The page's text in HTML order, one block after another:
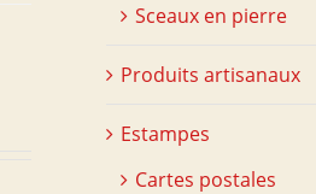
Sceaux en pierre
Produits artisanaux
Estampes
Cartes postales